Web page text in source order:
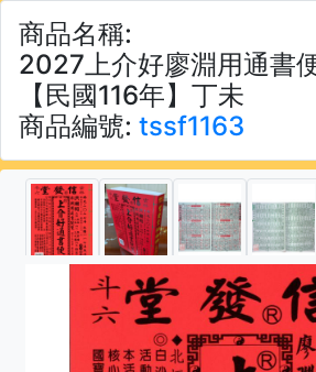
商品名稱:
2027上介好廖淵用通書
【民國116年】丁未
商品編號: tssf1163